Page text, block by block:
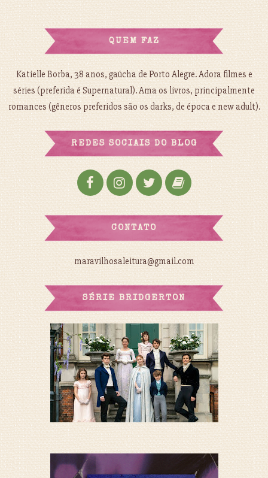
QUEM FAZ
Katielle Borba, 38 anos, gaúcha de Porto Alegre. Adora filmes e
séries (preferida é Supernatural). Ama os livros, principalmente
romances (gêneros preferidos são os darks, de época e new adult).
REDES SOCIAIS DO BLOG
CONTATO
maravilhosaleitura@gmail.com
SÉRIE BRIDGERTON